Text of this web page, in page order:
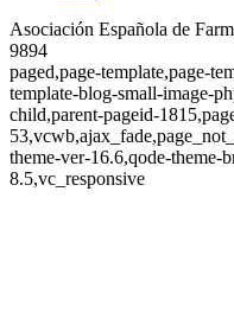
Asociación Española de
9894
paged,page-template,page-
template-blog-small-image-
child,parent-pageid-
theme-ver-16.6,qode-theme-
8.5,vc_responsive